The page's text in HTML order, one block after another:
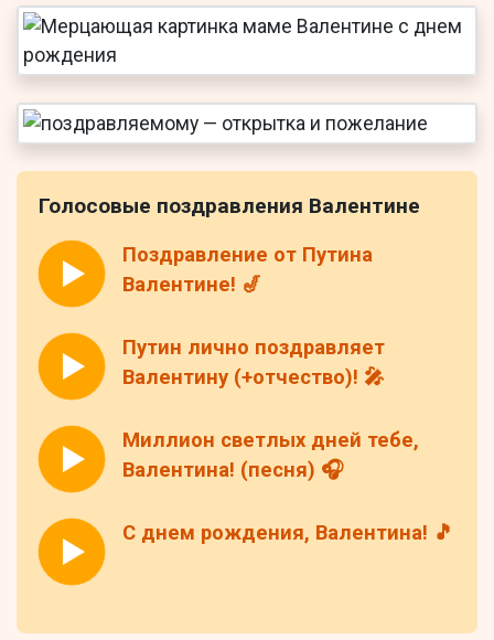
Голосовые поздравления Валентине
Поздравление от Путина
Валентине! 🎷
Путин лично поздравляет
Валентину (+отчество)! 🎤
Миллион светлых дней тебе,
Валентина! (песня) 🎧
С днем рождения, Валентина! 🎵